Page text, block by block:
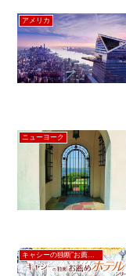
アメリカ
ニューヨーク